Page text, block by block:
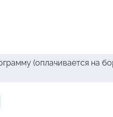
(оплачивается на